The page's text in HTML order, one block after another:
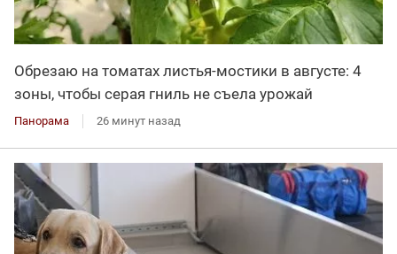
Обрезаю на томатах листья-мостики в августе: 4
зоны, чтобы серая гниль не съела урожай
Панорама 26 минут назад